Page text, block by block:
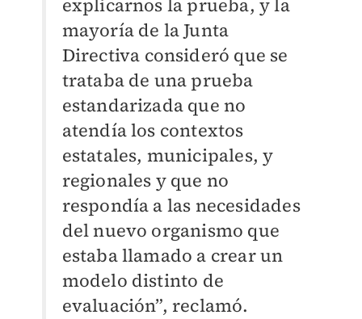
explicarnos la prueba, y la
mayoría de la Junta
Directiva consideró que se
trataba de una prueba
estandarizada que no
atendía los contextos
estatales, municipales, y
regionales y que no
respondía a las necesidades
del nuevo organismo que
estaba llamado a crear un
modelo distinto de
evaluación”, reclamó.